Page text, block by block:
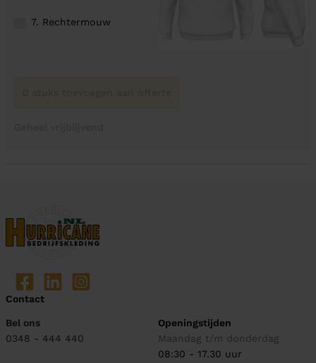
7. Rechtermouw
Contact
Bel ons
0348 - 444 440
Openingstijden
Maandag t/m donderdag
08:30 - 17.30 uur